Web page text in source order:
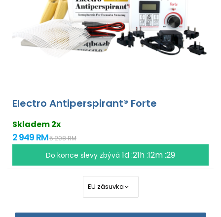
Electro Antiperspirant® Forte
Skladem 2x
2 949 RM5 208 RM
Do konce slevy zbývá 1d :21h :12m :29